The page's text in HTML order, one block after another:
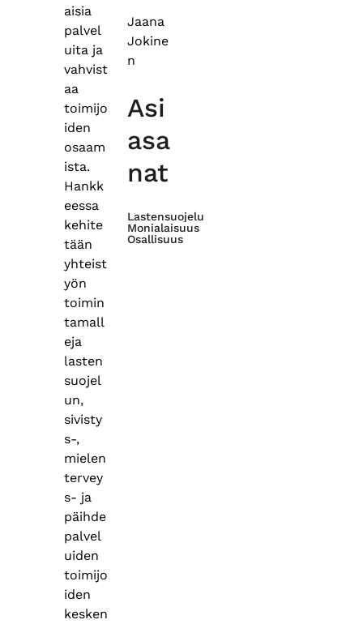
aisia
palvel
uita ja
vahvist
aa
toimijo
iden
osaam
ista.
Hankk
eessa
kehite
tään
yhteist
yön
toimin
tamall
eja
lasten
suojel
un,
sivisty
s-,
mielen
tervey
s- ja
päihde
palvel
uiden
toimijo
iden
kesken
Jaana
Jokine
n
Asi
asa
nat
Lastensuojelu
Monialaisuus
Osallisuus